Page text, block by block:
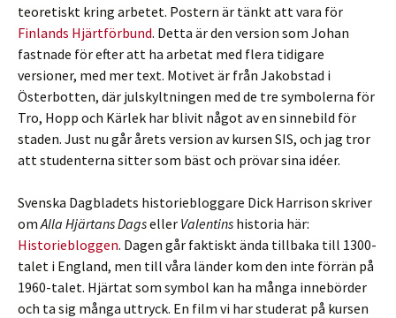
teoretiskt kring arbetet. Postern är tänkt att vara för
Finlands Hjärtförbund. Detta är den version som Johan
fastnade för efter att ha arbetat med flera tidigare
versioner, med mer text. Motivet är från Jakobstad i
Österbotten, där julskyltningen med de tre symbolerna för
Tro, Hopp och Kärlek har blivit något av en sinnebild för
staden. Just nu går årets version av kursen SIS, och jag tror
att studenterna sitter som bäst och prövar sina idéer.
Svenska Dagbladets historiebloggare Dick Harrison skriver
omAlla Hjärtans Dagseller Valentins historia här:
Historiebloggen. Dagen går faktiskt ända tillbaka till 1300-
talet i England, men till våra länder kom den inte förrän på
1960-talet. Hjärtat som symbol kan ha många innebörder
och ta sig många uttryck. En film vi har studerat på kursen